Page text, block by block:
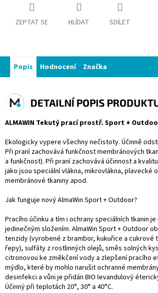
ZEPTAT SE HLÍDAT SDÍLET
Popis Hodnocení Značka
DETAILNÍ POPIS
ALMAWIN Tekutý prací prostř. Sport +
Ekologicky vypere všechny nečistoty. Účinně
Při praní zachovává funkčnost membránových
a funkčnost). Při praní zachovává účinnost a
jako jsou speciální vlákna, mikrovlákna, plavecké
membránové tkaniny apod.
Jak funguje novýAlmaWin Sport + Outdoor?
Pracího účinku a tím i ochrany speciálních tkanin
jedinečným složením. AlmaWin Sport + Outdoor
tenzidy (vyrobené z brambor, kukuřice a cukrové
řepy), sulfáty z rostlinných olejů, směs solných
citronovou ke změkčení vody a zlepšení pracího
mýdlo, které by mohlo narušit ochranné
desinfekci a vůni je přidán BIO levandulový
Účinný při teplotách 20°, 30° a 40°C.